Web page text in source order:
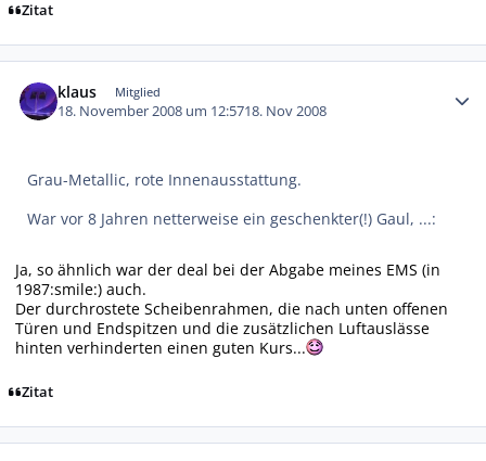
Zitat
klaus Mitglied
18. November 2008 um 12:5718. Nov 2008
Grau-Metallic, rote Innenausstattung.
War vor 8 Jahren netterweise ein geschenkter(!) Gaul, ...:
Ja, so ähnlich war der deal bei der Abgabe meines EMS (in
1987:smile:) auch.
Der durchrostete Scheibenrahmen, die nach unten offenen
Türen und Endspitzen und die zusätzlichen Luftauslässe
hinten verhinderten einen guten Kurs...
Zitat